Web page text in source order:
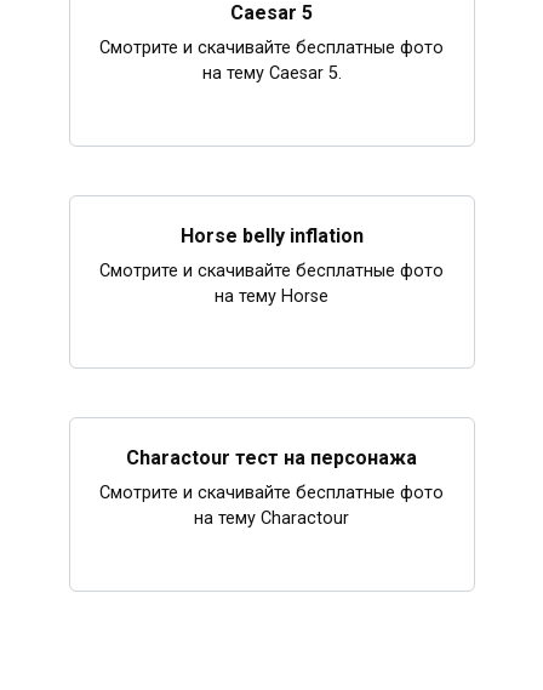
Caesar 5
Смотрите и скачивайте бесплатные фото
на тему Caesar 5.
Horse belly inflation
Смотрите и скачивайте бесплатные фото
на тему Horse
Charactour тест на персонажа
Смотрите и скачивайте бесплатные фото
на тему Charactour